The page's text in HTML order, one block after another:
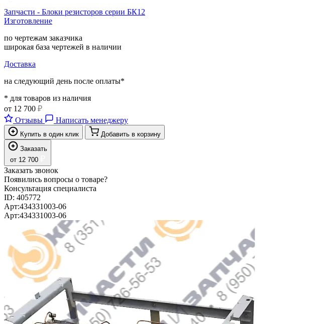
Запчасти - Блоки резисторов серии БК12
Изготовление
по чертежам заказчика
широкая база чертежей в наличии
Доставка
на следующий день после оплаты*
* для товаров из наличия
от 12 700 ₽
Отзывы
Написать менеджеру
Купить в один клик
Добавить в корзину
Заказать
от 12 700
Заказать звонок
Появились вопросы о товаре?
Консультация специалиста
ID: 405772
Арт:434331003-06
Арт:434331003-06